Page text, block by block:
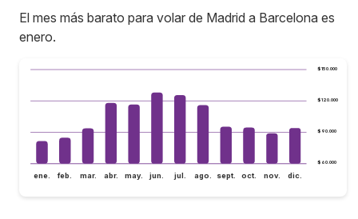
El mes más barato para volar de Madrid a Barcelona es
enero.
$60.000
$90.000
$120.000
$150.000
ene. feb. mar. abr. may. jun. jul. ago. sept. oct. nov. dic.